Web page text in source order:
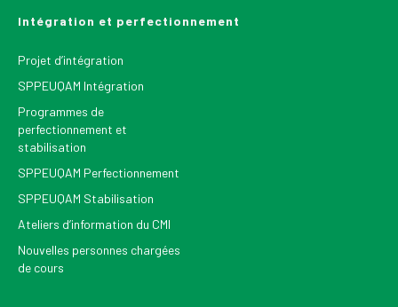
Intégration et perfectionnement
Projet d’intégration
SPPEUQAM Intégration
Programmes de
perfectionnement et
stabilisation
SPPEUQAM Perfectionnement
SPPEUQAM Stabilisation
Ateliers d’information du CMI
Nouvelles personnes chargées
de cours